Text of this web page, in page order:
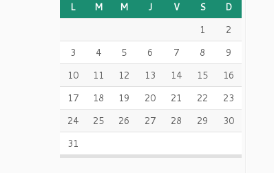
L M M J V S
D
1
2
3
4 5 6 7 8
9
10
11 12 13 14 15
16
17
18 19 20 21 22
23
24
25 26 27 28 29
30
31